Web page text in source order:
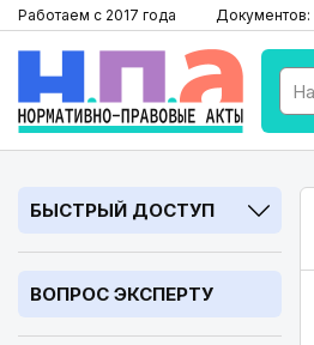
Работаем с 2017 года Документов:
БЫСТРЫЙ ДОСТУП
ВОПРОС ЭКСПЕРТУ